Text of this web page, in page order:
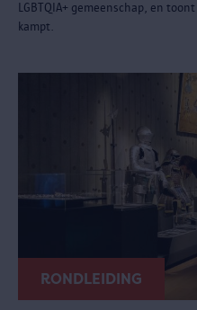
LGBTQIA+ gemeenschap, en
kampt.
RONDLEIDING